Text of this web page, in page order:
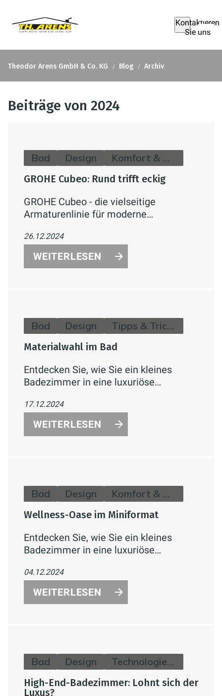
Kontaktieren
Sie uns
Theodor Arens GmbH & Co. KG Blog Archiv
Beiträge von 2024
Bad Design Komfort & Hygiene
GROHE Cubeo: Rund trifft eckig
GROHE Cubeo - die vielseitige
Armaturenlinie für moderne
minimalistischen Soft-Square-Design
vereint sie runde und eckige Formen
und passt sich jedem Badezimmerstil
26.12.2024
WEITERLESEN
Bad Design Tipps & Tricks
Materialwahl im Bad
Entdecken Sie, wie Sie ein kleines
Badezimmer in eine luxuriöse
optischen Tricks, platzsparenden
Möbeln, innovativen Technologien und
stilvollen Akzenten maximieren Sie den
17.12.2024
WEITERLESEN
Bad Design Komfort & Hygiene
Wellness-Oase im Miniformat
Entdecken Sie, wie Sie ein kleines
Badezimmer in eine luxuriöse
optischen Tricks, platzsparenden
Möbeln, innovativen Technologien und
stilvollen Akzenten maximieren Sie den
04.12.2024
WEITERLESEN
Bad Design Technologie & Zukunft
High-End-Badezimmer: Lohnt sich der
Luxus?